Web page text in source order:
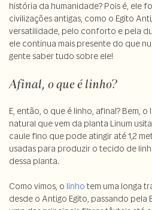
história da humanidade? Pois é, ele
civilizações antigas, como o Egito
versatilidade, pelo conforto e pela
ele continua mais presente do que
gente saber tudo sobre ele!
Afinal, o que é linho?
E, então, o que é linho, afinal? Bem,
natural que vem da planta Linum
caule fino que pode atingir até 1,2
usadas para produzir o tecido de
dessa planta.
Como vimos, o linho tem uma longa
desde o Antigo Egito, passando pela